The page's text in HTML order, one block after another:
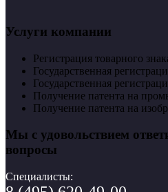
Услуги компании
Регистрация товарного
Государственная
Государственная
Получение патента на
Получение патента на
Мы с удовольствием
вопросы
Специалисты: